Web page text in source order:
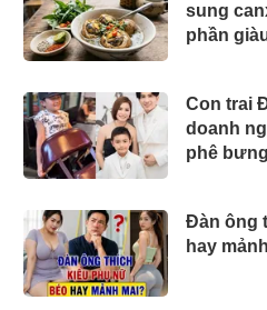
sung
phần
Con trai
doanh
phê
Đàn ông
hay